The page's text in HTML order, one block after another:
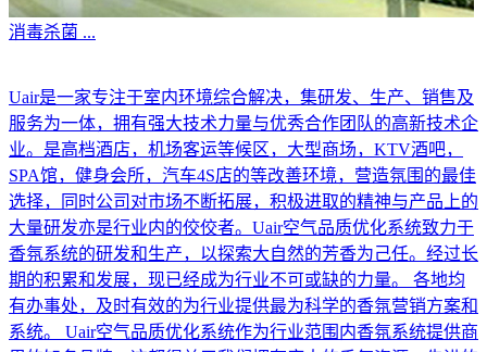
消毒杀菌 ...
Uair是一家专注于室内环境综合解决，集研发、生产、销售及
服务为一体，拥有强大技术力量与优秀合作团队的高新技术企
业。是高档酒店，机场客运等候区，大型商场，KTV酒吧，
SPA馆，健身会所，汽车4S店的等改善环境，营造氛围的最佳
选择，同时公司对市场不断拓展，积极进取的精神与产品上的
大量研发亦是行业内的佼佼者。Uair空气品质优化系统致力于
香氛系统的研发和生产，以探索大自然的芳香为己任。经过长
期的积累和发展，现已经成为行业不可或缺的力量。 各地均
有办事处，及时有效的为行业提供最为科学的香氛营销方案和
系统。 Uair空气品质优化系统作为行业范围内香氛系统提供商